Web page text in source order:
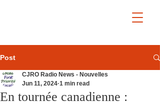
Post
En tournée canadienne :
CJRO Radio News - Nouvelles
Jun 11, 2024 1 min read